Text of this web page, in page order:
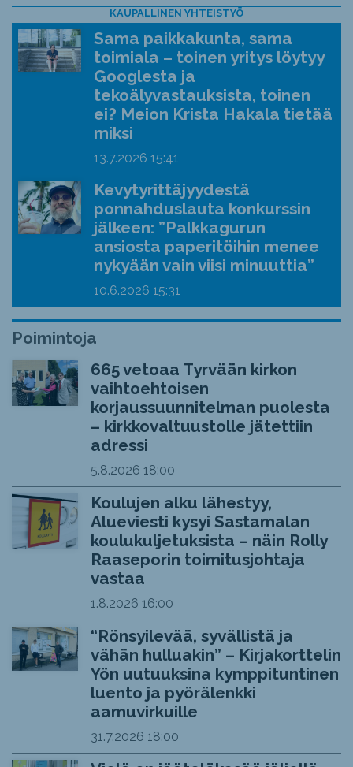
KAUPALLINEN YHTEISTYÖ
Sama paikkakunta, sama
toimiala – toinen yritys löytyy
Googlesta ja
tekoälyvastauksista, toinen
ei? Meion Krista Hakala tietää
miksi
13.7.2026 15:41
Kevytyrittäjyydestä
ponnahduslauta konkurssin
jälkeen: ”Palkkagurun
ansiosta paperitöihin menee
nykyään vain viisi minuuttia”
10.6.2026 15:31
Poimintoja
665 vetoaa Tyrvään kirkon
vaihtoehtoisen
korjaussuunnitelman puolesta
– kirkkovaltuustolle jätettiin
adressi
5.8.2026 18:00
Koulujen alku lähestyy,
Alueviesti kysyi Sastamalan
koulukuljetuksista – näin Rolly
Raaseporin toimitusjohtaja
vastaa
1.8.2026 16:00
“Rönsyilevää, syvällistä ja
vähän hulluakin” – Kirjakorttelin
Yön uutuuksina kymppituntinen
luento ja pyörälenkki
aamuvirkuille
31.7.2026 18:00